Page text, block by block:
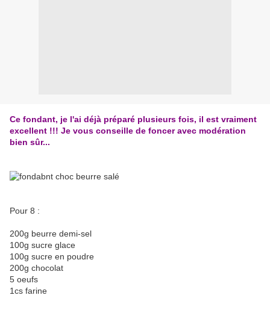
Ce fondant, je l'ai déjà préparé plusieurs fois, il est vraiment
excellent !!! Je vous conseille de foncer avec modération
bien sûr...
Pour 8 :
200g beurre demi-sel
100g sucre glace
100g sucre en poudre
200g chocolat
5 oeufs
1cs farine